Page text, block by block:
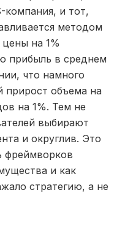
компания, и тот,
методом
на 1%
прибыль в среднем
что намного
прирост объема на
на 1%. Тем не
выбирают
и округлив. Это
фреймворков
и как
стратегию, а не